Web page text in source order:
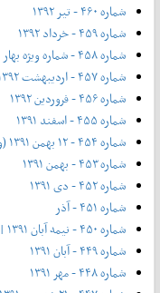
شماره ۴۶۰ - تیر ۱۳۹۲
شماره ۴۵۹ - خرداد ۱۳۹۲
شماره ۴۵۸ - شماره ویژه بهار - ۱۷ اردیبهشت ۱۳۹۲
شماره ۴۵۷ - اردیبهشت ۱۳۹۲
شماره ۴۵۶ - فروردین ۱۳۹۲
شماره ۴۵۵ - اسفند ۱۳۹۱
شماره ۴۵۴ - ۱۲ بهمن ۱۳۹۱ (ویژه جشنواره فیلم فجر)
شماره ۴۵۳ - بهمن ۱۳۹۱
شماره ۴۵۲ - دی ۱۳۹۱
شماره ۴۵۱ - آذر
شماره ۴۵۰ - نیمه آبان ۱۳۹۱ | ویژه‌ی سی سالگی
شماره ۴۴۹ - آبان ۱۳۹۱
شماره ۴۴۸ - مهر ۱۳۹۱